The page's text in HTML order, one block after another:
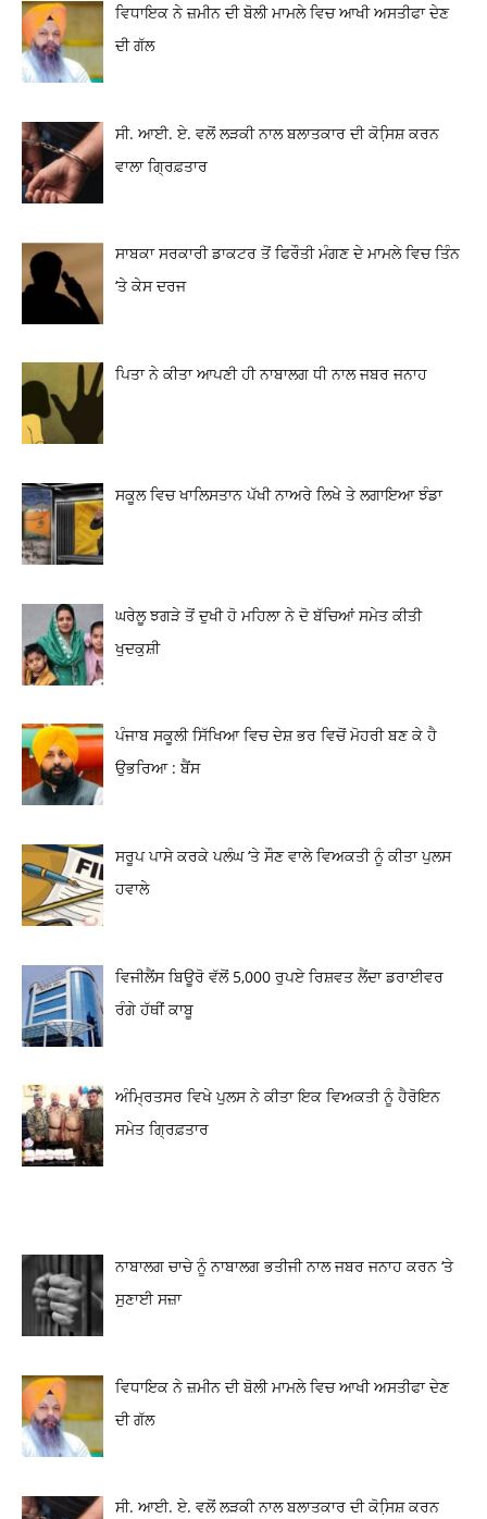
ਵਿਧਾਇਕ ਨੇ ਜ਼ਮੀਨ ਦੀ ਬੋਲੀ ਮਾਮਲੇ ਵਿਚ ਆਖੀ ਅਸਤੀਫਾ ਦੇਣ
ਦੀ ਗੱਲ
ਸੀ. ਆਈ. ਏ. ਵਲੋਂ ਲੜਕੀ ਨਾਲ ਬਲਾਤਕਾਰ ਦੀ ਕੋਸਿ਼ਸ਼ ਕਰਨ
ਵਾਲਾ ਗ੍ਰਿਫ਼ਤਾਰ
ਸਾਬਕਾ ਸਰਕਾਰੀ ਡਾਕਟਰ ਤੋਂ ਫਿਰੌਤੀ ਮੰਗਣ ਦੇ ਮਾਮਲੇ ਵਿਚ ਤਿੰਨ
‘ਤੇ ਕੇਸ ਦਰਜ
ਪਿਤਾ ਨੇ ਕੀਤਾ ਆਪਣੀ ਹੀ ਨਾਬਾਲਗ ਧੀ ਨਾਲ ਜਬਰ ਜਨਾਹ
ਸਕੂਲ ਵਿਚ ਖਾਲਿਸਤਾਨ ਪੱਖੀ ਨਾਅਰੇ ਲਿਖੇ ਤੇ ਲਗਾਇਆ ਝੰਡਾ
ਘਰੇਲੂ ਝਗੜੇ ਤੋਂ ਦੁਖੀ ਹੋ ਮਹਿਲਾ ਨੇ ਦੋ ਬੱਚਿਆਂ ਸਮੇਤ ਕੀਤੀ
ਖੁਦਕੁਸ਼ੀ
ਪੰਜਾਬ ਸਕੂਲੀ ਸਿੱਖਿਆ ਵਿਚ ਦੇਸ਼ ਭਰ ਵਿਚੋਂ ਮੋਹਰੀ ਬਣ ਕੇ ਹੈ
ਉਭਰਿਆ : ਬੈਂਸ
ਸਰੂਪ ਪਾਸੇ ਕਰਕੇ ਪਲੰਘ ‘ਤੇ ਸੌਣ ਵਾਲੇ ਵਿਅਕਤੀ ਨੂੰ ਕੀਤਾ ਪੁਲਸ
ਹਵਾਲੇ
ਵਿਜੀਲੈਂਸ ਬਿਊਰੋ ਵੱਲੋਂ 5,000 ਰੁਪਏ ਰਿਸ਼ਵਤ ਲੈਂਦਾ ਡਰਾਈਵਰ
ਰੰਗੇ ਹੱਥੀਂ ਕਾਬੂ
ਅੰਮ੍ਰਿਤਸਰ ਵਿਖੇ ਪੁਲਸ ਨੇ ਕੀਤਾ ਇਕ ਵਿਅਕਤੀ ਨੂੰ ਹੈਰੋਇਨ
ਸਮੇਤ ਗ੍ਰਿਫ਼ਤਾਰ
ਨਾਬਾਲਗ ਚਾਚੇ ਨੂੰ ਨਾਬਾਲਗ ਭਤੀਜੀ ਨਾਲ ਜਬਰ ਜਨਾਹ ਕਰਨ ‘ਤੇ
ਸੁਣਾਈ ਸਜ਼ਾ
ਵਿਧਾਇਕ ਨੇ ਜ਼ਮੀਨ ਦੀ ਬੋਲੀ ਮਾਮਲੇ ਵਿਚ ਆਖੀ ਅਸਤੀਫਾ ਦੇਣ
ਦੀ ਗੱਲ
ਸੀ. ਆਈ. ਏ. ਵਲੋਂ ਲੜਕੀ ਨਾਲ ਬਲਾਤਕਾਰ ਦੀ ਕੋਸਿ਼ਸ਼ ਕਰਨ